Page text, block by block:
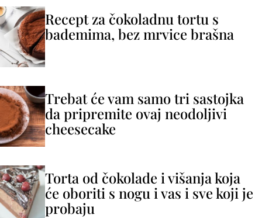
Recept za čokoladnu tortu s
bademima, bez mrvice brašna
Trebat će vam samo tri sastojka
da pripremite ovaj neodoljivi
cheesecake
Torta od čokolade i višanja koja
će oboriti s nogu i vas i sve koji je
probaju